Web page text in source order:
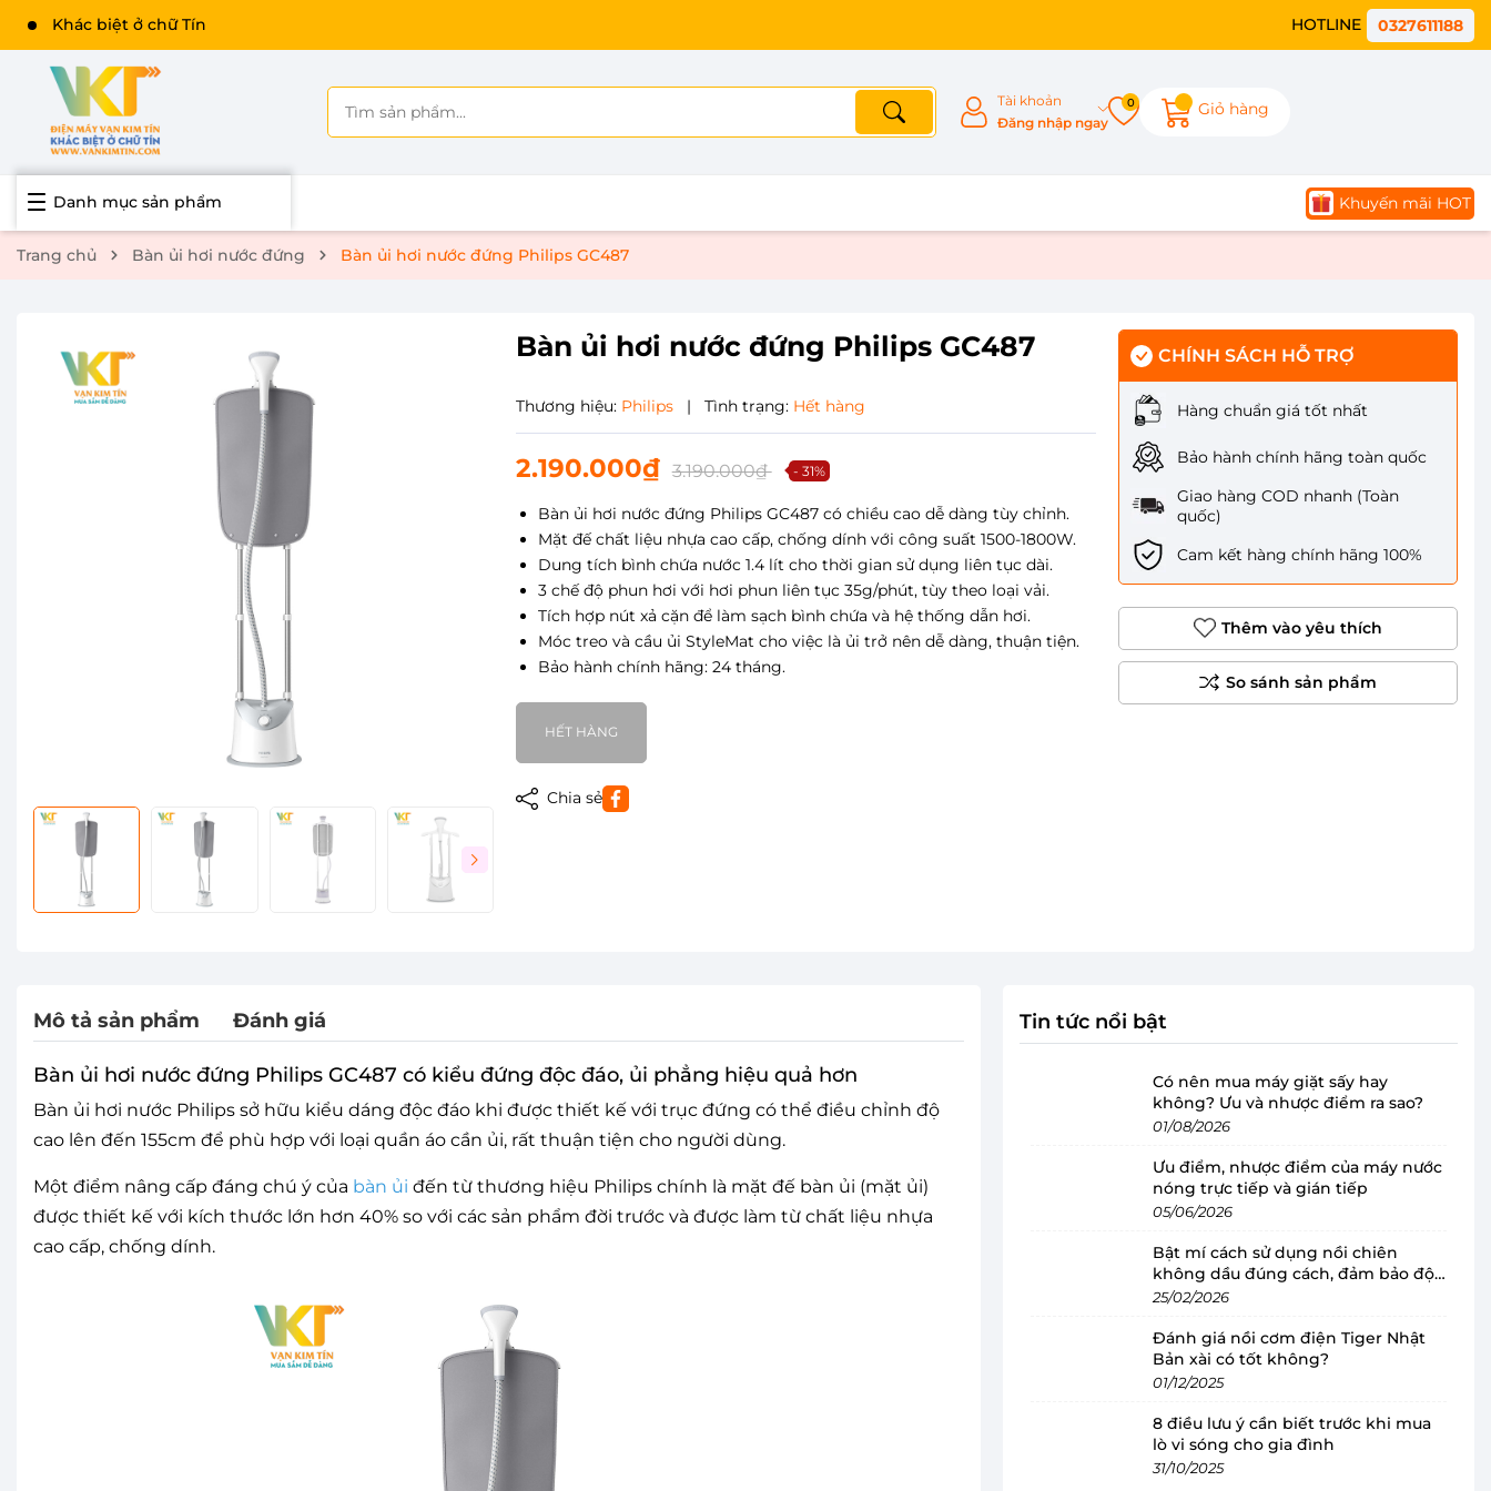
HOTLINE 0327611188
Tài khoản
Đăng nhập ngay
0 Giỏ hàng
Danh mục sản phẩm Khuyến mãi HOT
Trang chủ Bàn ủi hơi nước đứng Bàn ủi hơi nước đứng Philips GC487
Bàn ủi hơi nước đứng Philips GC487
Thương hiệu: Philips | Tình trạng: Hết hàng
2.190.000₫ 3.190.000₫ - 31%
Bàn ủi hơi nước đứng Philips GC487 có chiều cao dễ dàng tùy chỉnh.
Mặt đế chất liệu nhựa cao cấp, chống dính với công suất 1500-1800W.
Dung tích bình chứa nước 1.4 lít cho thời gian sử dụng liên tục dài.
3 chế độ phun hơi với hơi phun liên tục 35g/phút, tùy theo loại vải.
Tích hợp nút xả cặn để làm sạch bình chứa và hệ thống dẫn hơi.
Móc treo và cầu ủi StyleMat cho việc là ủi trở nên dễ dàng, thuận tiện.
Bảo hành chính hãng: 24 tháng.
HẾT HÀNG
Chia sẻ
CHÍNH SÁCH HỖ TRỢ
Hàng chuẩn giá tốt nhất
Bảo hành chính hãng toàn quốc
Giao hàng COD nhanh (Toàn
quốc)
Cam kết hàng chính hãng 100%
Thêm vào yêu thích
Mô tả sản phẩm Đánh giá
Bàn ủi hơi nước đứng Philips GC487 có kiểu đứng độc đáo, ủi phẳng hiệu quả hơn
Bàn ủi hơi nước Philips sở hữu kiểu dáng độc đáo khi được thiết kế với trục đứng có thể điều chỉnh độ
cao lên đến 155cm để phù hợp với loại quần áo cần ủi, rất thuận tiện cho người dùng.
Một điểm nâng cấp đáng chú ý của bàn ủi đến từ thương hiệu Philips chính là mặt đế bàn ủi (mặt ủi)
được thiết kế với kích thước lớn hơn 40% so với các sản phẩm đời trước và được làm từ chất liệu nhựa
cao cấp, chống dính.
Tin tức nổi bật
Có nên mua máy giặt sấy hay
không? Ưu và nhược điểm ra sao?
01/08/2026
Ưu điểm, nhược điểm của máy nước
nóng trực tiếp và gián tiếp
05/06/2026
Bật mí cách sử dụng nồi chiên
không dầu đúng cách, đảm bảo độ
bền
25/02/2026
Đánh giá nồi cơm điện Tiger Nhật
Bản xài có tốt không?
01/12/2025
8 điều lưu ý cần biết trước khi mua
lò vi sóng cho gia đình
31/10/2025